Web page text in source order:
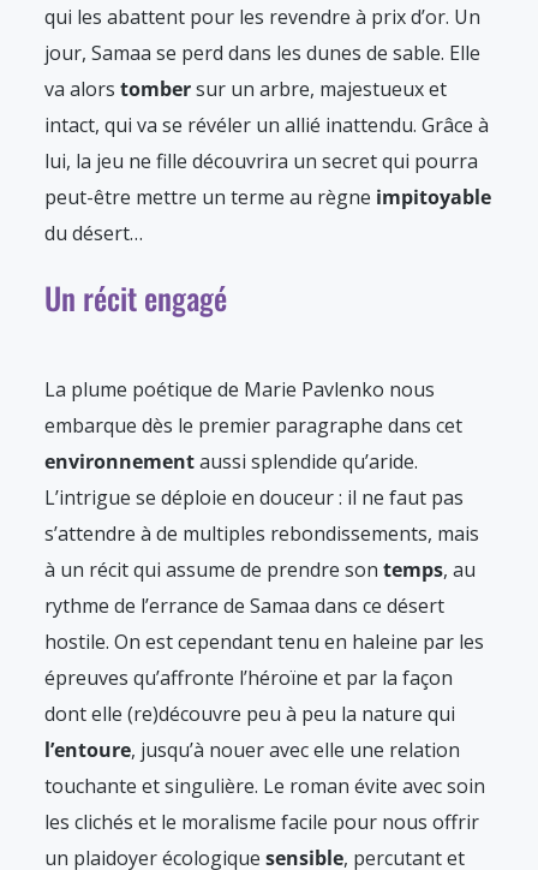
qui les abattent pour les revendre à prix d’or. Un
jour, Samaa se perd dans les dunes de sable. Elle
va alors tombersur un arbre, majestueux et
intact, qui va se révéler un allié inattendu. Grâce à
lui, la jeu ne fille découvrira un secret qui pourra
peut-être mettre un terme au règne impitoyable
du désert…
Un récit engagé
La plume poétique de Marie Pavlenko nous
embarque dès le premier paragraphe dans cet
environnementaussi splendide qu’aride.
L’intrigue se déploie en douceur : il ne faut pas
s’attendre à de multiples rebondissements, mais
à un récit qui assume de prendre son temps, au
rythme de l’errance de Samaa dans ce désert
hostile. On est cependant tenu en haleine par les
épreuves qu’affronte l’héroïne et par la façon
dont elle (re)découvre peu à peu la nature qui
l’entoure, jusqu’à nouer avec elle une relation
touchante et singulière. Le roman évite avec soin
les clichés et le moralisme facile pour nous offrir
un plaidoyer écologique sensible, percutant et